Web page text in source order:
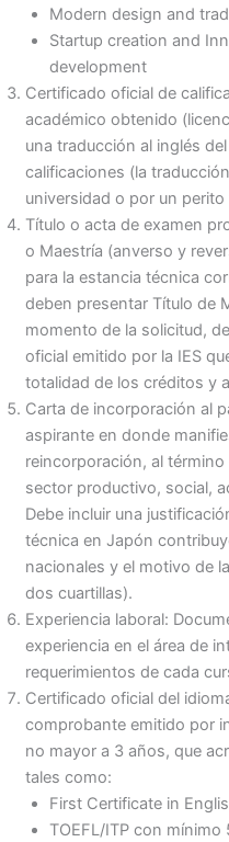
Modern design and
Startup creation and
development
Certificado oficial de
académico obtenido
una traducción al inglés
calificaciones (la
universidad o por un
Título o acta de examen
o Maestría (anverso y
para la estancia técnica
deben presentar Título de
momento de la solicitud,
oficial emitido por la IES
totalidad de los créditos y
Carta de incorporación al
aspirante en donde
reincorporación, al
sector productivo, social,
Debe incluir una
técnica en Japón
nacionales y el motivo de
dos cuartillas).
Experiencia laboral:
experiencia en el área de
requerimientos de cada
Certificado oficial del
comprobante emitido por
no mayor a 3 años, que
tales como:
First Certificate in
TOEFL/ITP con